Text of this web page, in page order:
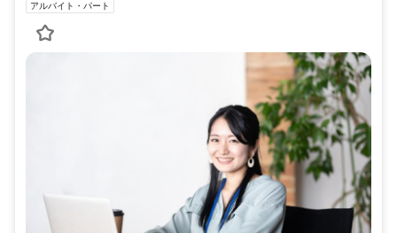
アルバイト・パート